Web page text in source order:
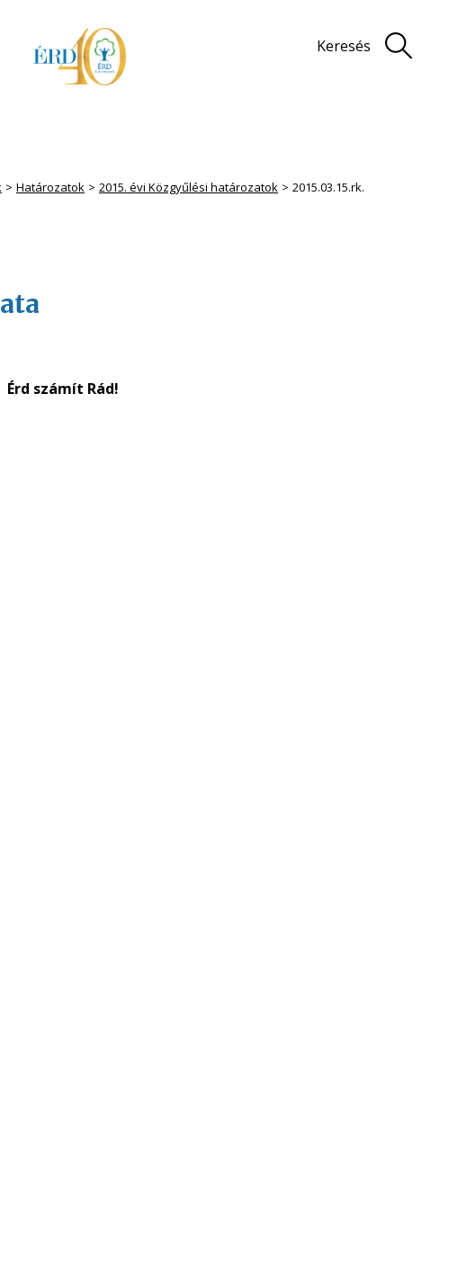
Keresés
Határozatok 2015. évi Közgyűlési határozatok 2015.03.15.rk.
Érd számít Rád!